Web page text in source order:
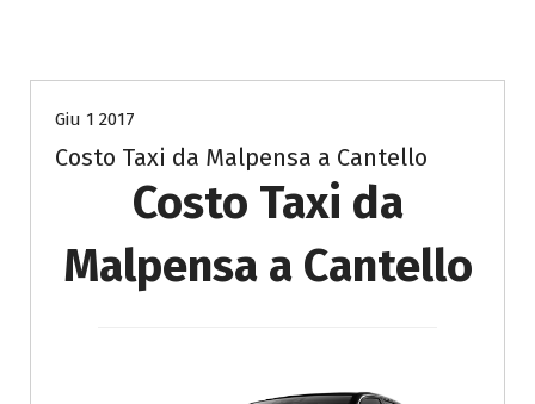
Giu 1 2017
Costo Taxi da Malpensa a Cantello
Costo Taxi da
Malpensa a Cantello